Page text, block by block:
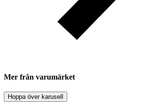
Mer från varumärket
Hoppa över karusell